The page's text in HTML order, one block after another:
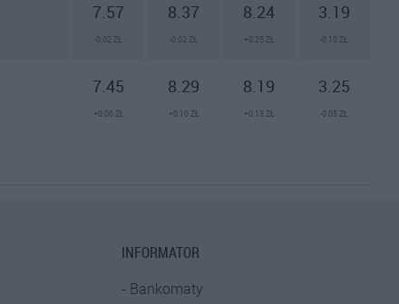
7.57
-0.02 ZŁ
8.37
-0.02 ZŁ
8.24
+0.25 ZŁ
3.19
-0.10 ZŁ
7.45
+0.06 ZŁ
8.29
+0.10 ZŁ
8.19
+0.13 ZŁ
3.25
-0.05 ZŁ
INFORMATOR
Bankomaty